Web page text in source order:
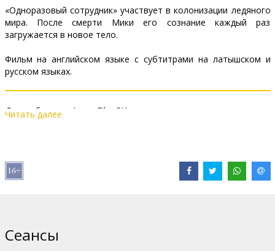
«Одноразовый сотрудник» участвует в колонизации ледяного
мира. После смерти Мики его сознание каждый раз
загружается в новое тело.
Фильм на английском языке с субтитрами на латышском и
русском языках.
Дистрибьютор:
Acme Film SIA
Сайты:
Читать далее
Сеансы